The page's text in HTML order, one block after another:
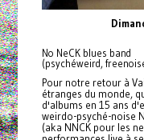
No NeCK blues band
(psychéweird,
Pour notre retour à
étranges du monde,
d'albums en 15 ans
weirdo-psyché-noise
(aka NNCK pour les